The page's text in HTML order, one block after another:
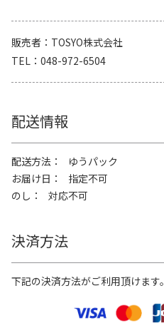
販売者
TOSYO株式会社
TEL
048-972-6504
配送情報
配送方法
ゆうパック
お届け日
指定不可
のし
対応不可
決済方法
下記の決済方法がご利用頂けます。